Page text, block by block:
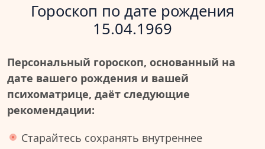
Гороскоп по дате рождения
15.04.1969
Персональный гороскоп, основанный на
дате вашего рождения и вашей
психоматрице, даёт следующие
рекомендации:
Старайтесь сохранять внутреннее